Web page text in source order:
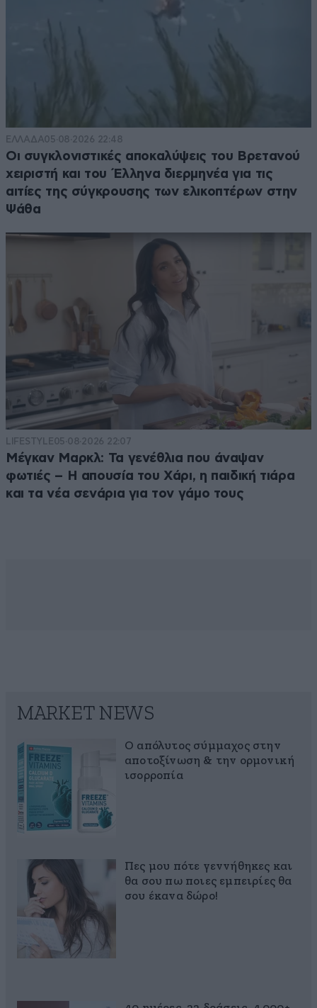
ΕΛΛΑΔΑ05·08·2026 22:48
Οι συγκλονιστικές αποκαλύψεις του Βρετανού
χειριστή και του Έλληνα διερμηνέα για τις
αιτίες της σύγκρουσης των ελικοπτέρων στην
Ψάθα
LIFESTYLE05·08·2026 22:07
Μέγκαν Μαρκλ: Τα γενέθλια που άναψαν
φωτιές – Η απουσία του Χάρι, η παιδική τιάρα
και τα νέα σενάρια για τον γάμο τους
MARKET NEWS
Ο απόλυτος σύμμαχος στην
αποτοξίνωση & την ορμονική
ισορροπία
Πες μου πότε γεννήθηκες και
θα σου πω ποιες εμπειρίες θα
σου έκανα δώρο!